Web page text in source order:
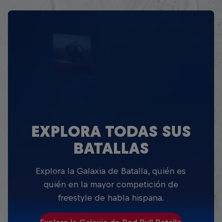
EXPLORA TODAS SUS
BATALLAS
Explora la Galaxia de Batalla, quién es
quién en la mayor competición de
freestyle de habla hispana.